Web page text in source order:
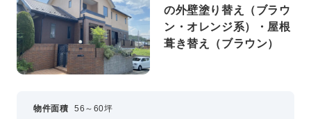
の外壁塗り替え（ブラウ
ン・オレンジ系）・屋根
葺き替え（ブラウン）
物件面積 56～60坪